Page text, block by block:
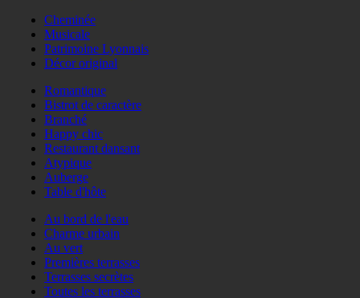
Cheminée
Musicale
Patrimoine Lyonnais
Décor original
Romantique
Bistrot de caractère
Branché
Happy chic
Restaurant dansant
Atypique
Auberge
Table d'hôte
Au bord de l'eau
Charme urbain
Au vert
Premières terrasses
Terrasses secrètes
Toutes les terrasses